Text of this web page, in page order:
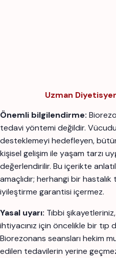
Uzman
Önemli bilgilendirme:
tedavi yöntemi değildir.
desteklemeyi hedefleyen,
kişisel gelişim ile yaşam tarzı
değerlendirilir. Bu içerikte
amaçlıdır; herhangi bir
iyileştirme garantisi içermez.
Yasal uyarı: Tıbbi
ihtiyacınız için öncelikle bir tıp
Biorezonans seansları hekim
edilen tedavilerin yerine